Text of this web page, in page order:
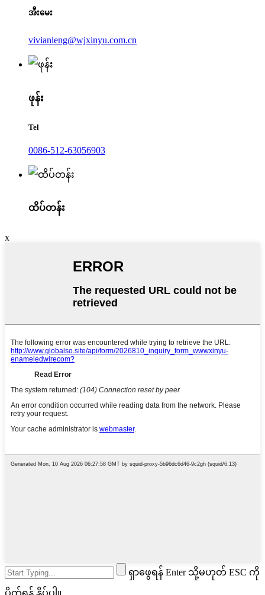
အီးမေး
vivianleng@wjxinyu.com.cn
ဖုန်း
Tel
0086-512-63056903
ထိပ်တန်း
x
ရှာဖွေရန် Enter သို့မဟုတ် ESC ကို
ပိတ်ရန် နှိပ်ပါ။